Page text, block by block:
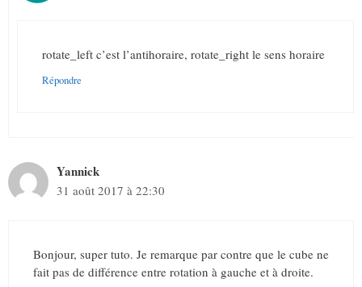
rotate_left c’est l’antihoraire, rotate_right le sens horaire
Répondre
Yannick
31 août 2017 à 22:30
Bonjour, super tuto. Je remarque par contre que le cube ne
fait pas de différence entre rotation à gauche et à droite.